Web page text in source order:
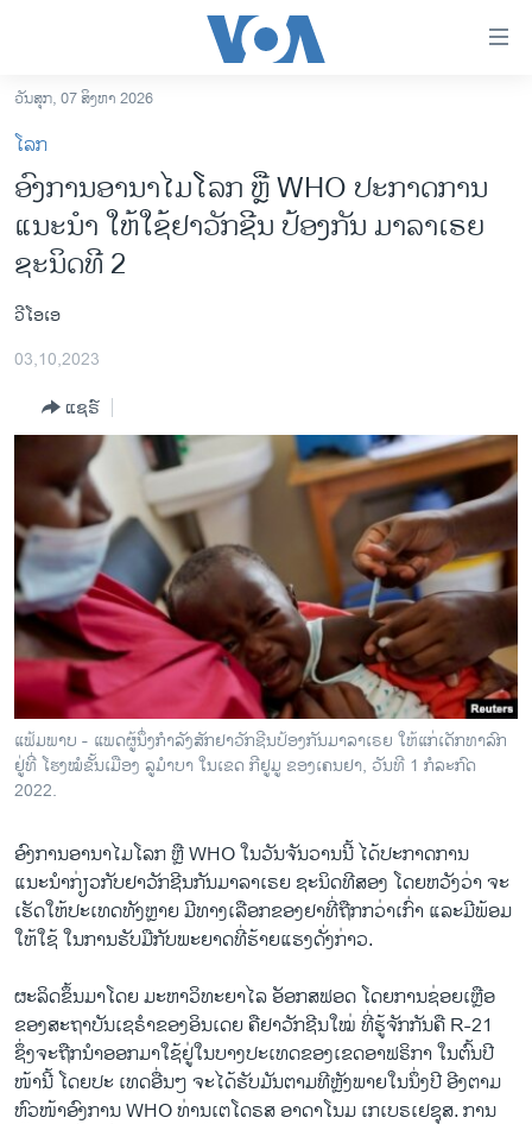
ເຂົ້າ
ຫາ
ຂ້າມ
ຂ້າມ
ຂ້າມ
ໄປ
ຫາ
ຊອກ
ລາວ
ອາເມຣິກາ
ການເລືອກຕັ້ງ ປະທານາທີບໍດີ ສະຫະລັດ 2024
ອິດສະຫຼະພາບດ້ານການຂ່າວ
ຊີວິດຊາວລາວ
ຊຸມຊົນຊາວລາວ
ວິທະຍາສາດ-ເທັກໂນໂລຈີ
ທຸລະກິດ
ພາສາອັງກິດ
ວີດີໂອ
ສຽງ
ລາຍການກະຈາຍສຽງ
ຕິດຕາມພວກເຮົາ ທີ່
ພາສາຕ່າງໆ
ວັນສຸກ, 07 ສິງຫາ 2026
ໂລກ
ອົງການອານາໄມໂລກ ຫຼື WHO ປະກາດການ
ແນະນຳ ໃຫ້ໃຊ້ຢາວັກຊີນ ປ້ອງກັນ ມາລາເຣຍ
ຊະນິດທີ 2
ວີໂອເອ
03,10,2023
ແຊຣ໌
ແຟ້ມພາບ - ແພດຜູ້ນຶ່ງກຳລັງສັກຢາວັກຊີນປ້ອງກັນມາລາເຣຍ ໃຫ້ແກ່ເດັກທາລົກ
ຢູ່ທີ່ ໂຮງໝໍຂັ້ນເມືອງ ລູມຳບາ ໃນເຂດ ກີຢູມູ ຂອງເຄນຢາ, ວັນທີ 1 ກໍລະກົດ
2022.
ອົງການອານາໄມໂລກ ຫຼື WHO ໃນວັນຈັນວານນີ້ ໄດ້ປະກາດການ
ແນະນຳກ່ຽວກັບຢາວັກຊີນກັນມາລາເຣຍ ຊະນິດທີສອງ ໂດຍຫວັງວ່າ ຈະ
ເຮັດໃຫ້ປະເທດທັງຫຼາຍ ມີທາງເລືອກຂອງຢາທີ່ຖືກກວ່າເກົ່າ ແລະມີພ້ອມ
ໃຫ້ໃຊ້ ໃນການຮັບມືກັບພະຍາດທີ່ຮ້າຍແຮງດັ່ງກ່າວ.
ຜະລິດຂຶ້ນມາໂດຍ ມະຫາວິທະຍາໄລ ອັອກສຟອດ ໂດຍການຊ່ອຍເຫຼືອ
ຂອງສະຖາບັນເຊຣຳຂອງອິນເດຍ ຄືຢາວັກຊີນໃໝ່ ທີ່ຮູ້ຈັກກັນຄື R-21
ຊຶ່ງຈະຖືກນຳອອກມາໃຊ້ຢູ່ໃນບາງປະເທດຂອງເຂດອາຟຣິກາ ໃນຕົ້ນປີ
ໜ້ານີ້ ໂດຍປະ ເທດອື່ນໆ ຈະໄດ້ຮັບມັນຕາມທີຫຼັງພາຍໃນນຶ່ງປີ ອີງຕາມ
ຫົວໜ້າອົງການ WHO ທ່ານເຕໂດຣສ ອາດາໂນມ ເກເບຣເຢຊຸສ. ການ